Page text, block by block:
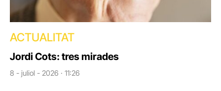
ACTUALITAT
Jordi Cots: tres mirades
8 - juliol - 2026 · 11:26